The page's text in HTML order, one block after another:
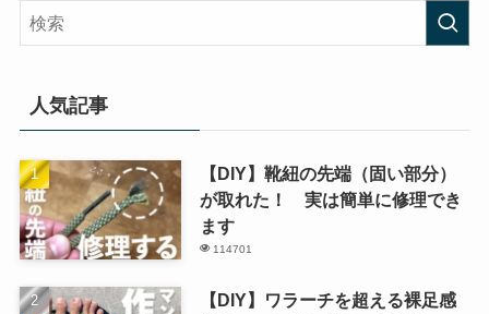
人気記事
【DIY】靴紐の先端（固い部分）
が取れた！ 実は簡単に修理でき
ます
114701
【DIY】ワラーチを超える裸足感